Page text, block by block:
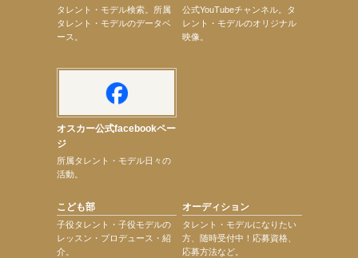
タレント・モデル検索。所属
タレント・モデルのデータベ
ース。
公式YouTubeチャンネル。タ
レント・モデルのオリジナル
映像。
オスカー公式facebookペー
ジ
所属タレント・モデル日々の
活動。
こども部
子役タレント・子役モデルの
レッスン・プロデュース・紹
介。
オーディション
タレント・モデルになりたい
方、随時受付中！応募資格、
応募方法など。